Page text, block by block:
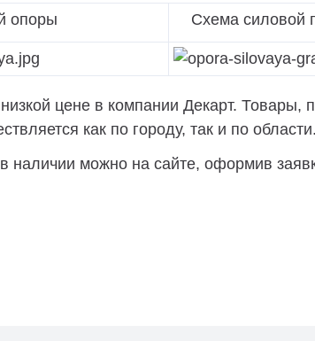
опоры Схема силовой
цене в компании Декарт. Товары,
как по городу, так и по области.
можно на сайте, оформив